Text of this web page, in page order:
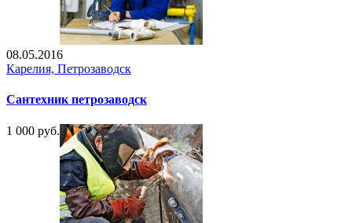
08.05.2016
Карелия, Петрозаводск
Сантехник петрозаводск
1 000 руб.